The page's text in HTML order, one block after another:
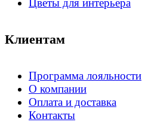
Цветы для интерьера
Клиентам
Программа лояльности
О компании
Оплата и доставка
Контакты